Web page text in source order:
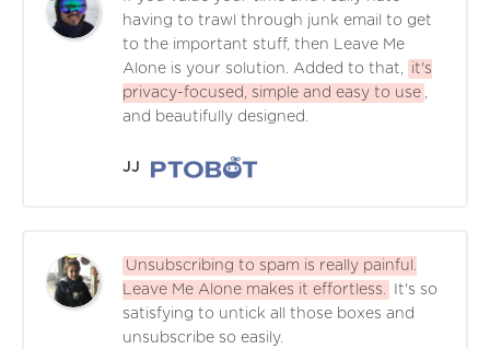
having to trawl through junk email to get
to the important stuff, then Leave Me
Alone is your solution. Added to that,
it's
privacy-focused, simple and easy to use ,
and beautifully designed.
JJ
Unsubscribing to spam is really painful.
Leave Me Alone makes it effortless.
It's so
satisfying to untick all those boxes and
unsubscribe so easily.